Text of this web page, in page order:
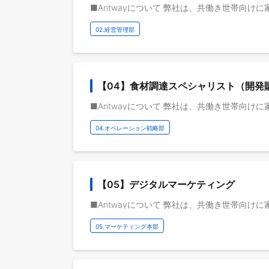
02.経営管理部
【04】食材調達スペシャリスト（開発
04.オペレーション戦略部
【05】デジタルマーケティング
05.マーケティング本部